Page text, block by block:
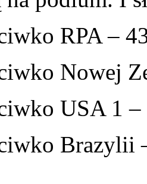
RPA –
Nowej
USA 1
Brazylii